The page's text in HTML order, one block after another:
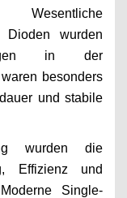
Wesentliche
Dioden wurden
in der
besonders
und stabile
wurden die
Effizienz und
Single-